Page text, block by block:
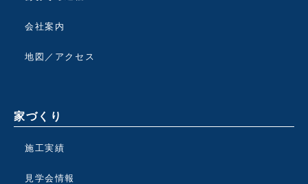
会社案内
地図／アクセス
家づくり
施工実績
見学会情報